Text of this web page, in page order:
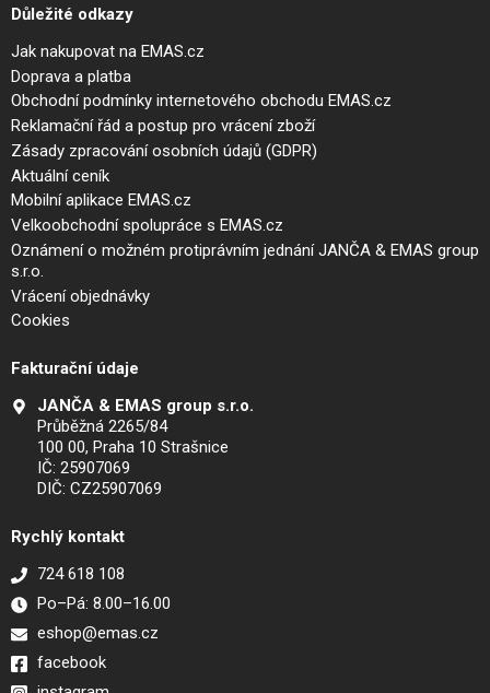
Důležité odkazy
Jak nakupovat na EMAS.cz
Doprava a platba
Obchodní podmínky internetového obchodu EMAS.cz
Reklamační řád a postup pro vrácení zboží
Zásady zpracování osobních údajů (GDPR)
Aktuální ceník
Mobilní aplikace EMAS.cz
Velkoobchodní spolupráce s EMAS.cz
Oznámení o možném protiprávním jednání JANČA & EMAS group
s.r.o.
Vrácení objednávky
Cookies
Fakturační údaje
JANČA & EMAS group s.r.o.
Průběžná 2265/84
100 00, Praha 10 Strašnice
IČ: 25907069
DIČ: CZ25907069
Rychlý kontakt
724 618 108
Po–Pá: 8.00–16.00
eshop@emas.cz
facebook